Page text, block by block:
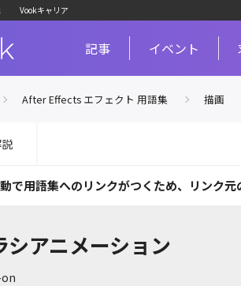
Vookキャリア
記事 イベント
After Effects エフェクト 用語集 描画
で用語集へのリンクがつくため、 リンク
シアニメーション